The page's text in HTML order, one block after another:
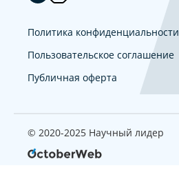
Политика конфиденциальности
Пользовательское соглашение
Публичная оферта
© 2020-2025 Научный лидер